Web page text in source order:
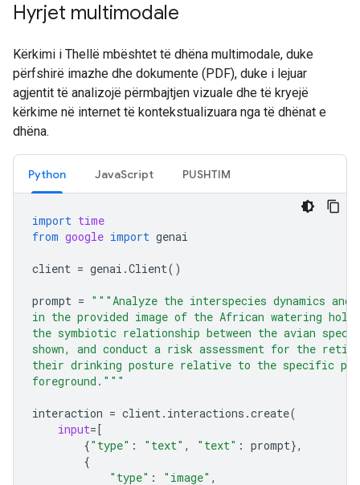
Hyrjet multimodale
Kërkimi i Thellë mbështet të dhëna multimodale, duke
përfshirë imazhe dhe dokumente (PDF), duke i lejuar
agjentit të analizojë përmbajtjen vizuale dhe të kryejë
kërkime në internet të kontekstualizuara nga të dhënat e
dhëna.
Python JavaScript PUSHTIM
import time
from google import genai
client = genai .Client()
prompt = """Analyze the interspecies dynamics
in the provided image of the African watering
the symbiotic relationship between the avian
shown, and conduct a risk assessment for the
their drinking posture relative to the specific
foreground."""
interaction = client. interactions .create(
input=[
{"type" : "text" , "text" : prompt},
{
"type" : "image" ,